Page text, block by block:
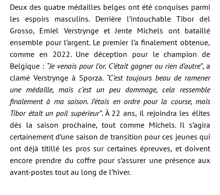
Deux des quatre médailles belges ont été conquises parmi
les espoirs masculins. Derrière l’intouchable Tibor del
Grosso, Emiel Verstrynge et Jente Michels ont bataillé
ensemble pour l’argent. Le premier l’a finalement obtenue,
comme en 2022. Une déception pour le champion de
Belgique : “Je venais pour l’or. C’était gagner ou rien d’autre”, a
clamé Verstrynge à Sporza. “C’est toujours beau de ramener
une médaille, mais c’est un peu dommage, cela ressemble
finalement à ma saison. J’étais en ordre pour la course, mais
Tibor était un poil supérieur”. À 22 ans, il rejoindra les élites
dès la saison prochaine, tout comme Michels. Il s’agira
certainement d’une saison de transition pour ces jeunes qui
ont déjà titillé les pros sur certaines épreuves, et doivent
encore prendre du coffre pour s’assurer une présence aux
avant-postes tout au long de l’hiver.